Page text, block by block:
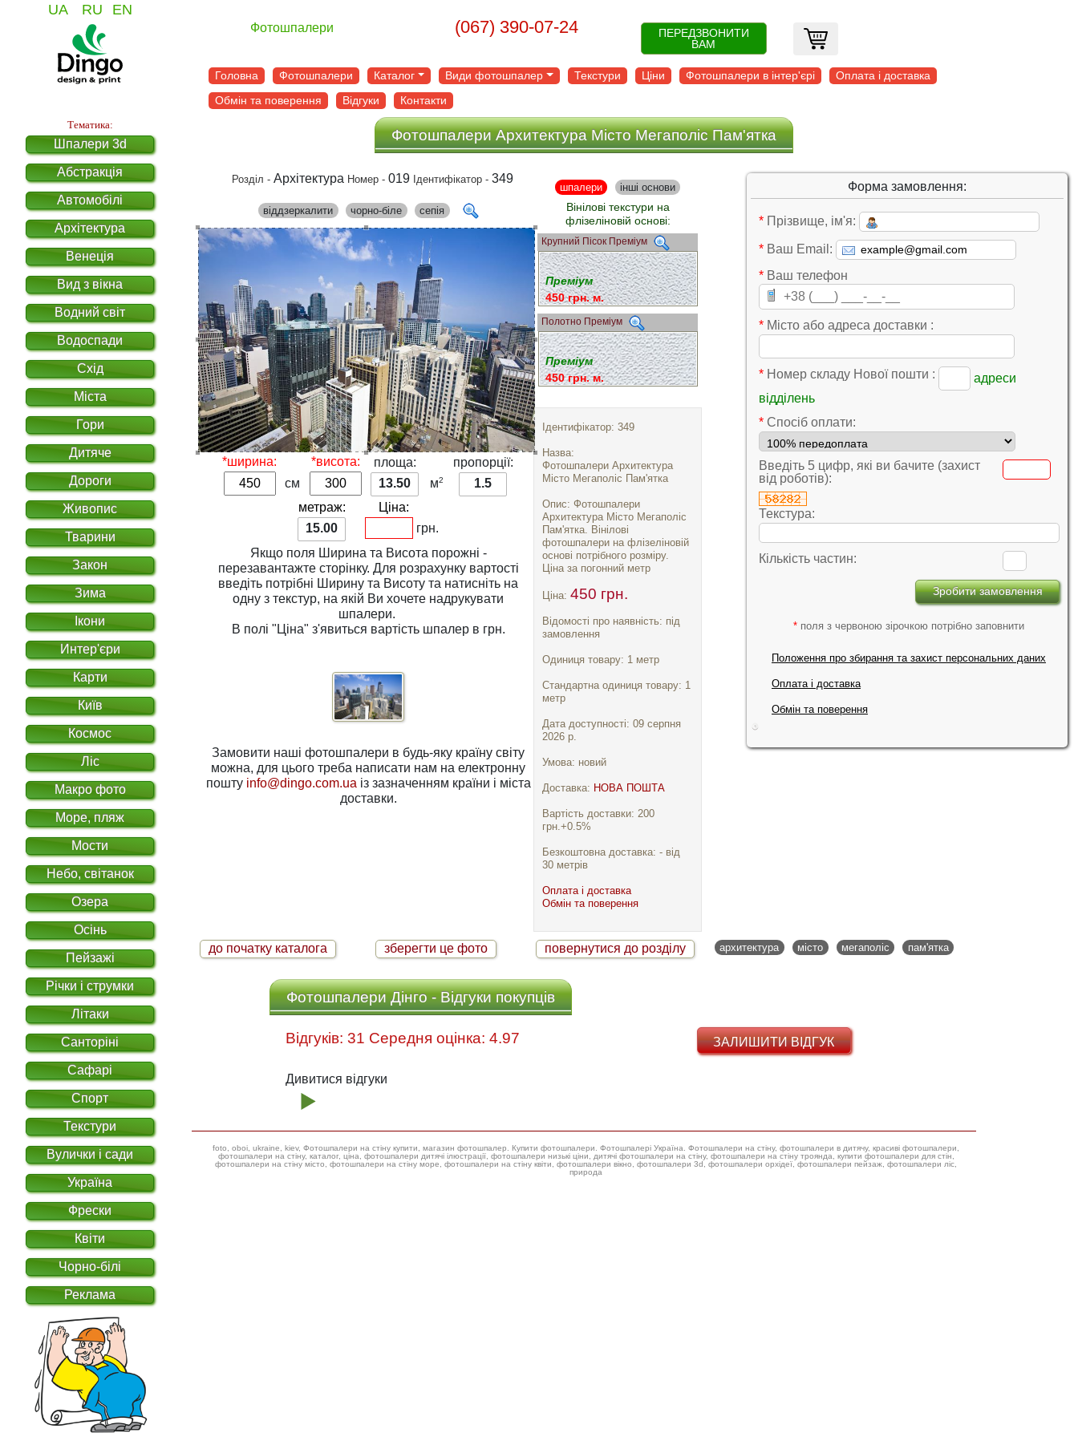
UA RU EN
Фотошпалери (067) 390-07-24
ПЕРЕДЗВОНИТИ
ВАМ
Головна Фотошпалери Каталог Види фотошпалер Текстури Ціни Фотошпалери в інтер'єрі
Оплата і доставка
Обмін та поверення
Відгуки Контакти
Тематика:
Шпалери 3d
Абстракція
Автомобілі
Архітектура
Венеція
Вид з вікна
Водний світ
Водоспади
Схід
Міста
Гори
Дитяче
Дороги
Живопис
Тварини
Закон
Зима
Ікони
Интер'єри
Карти
Київ
Космос
Ліс
Макро фото
Море, пляж
Мости
Небо, світанок
Озера
Осінь
Пейзажі
Річки і струмки
Літаки
Санторіні
Сафарі
Спорт
Текстури
Вулички і сади
Україна
Фрески
Квіти
Чорно-білі
Реклама
Фотошпалери Архитектура Місто Мегаполіс Пам'ятка
Розділ - Архітектура Номер - 019 Ідентифікатор - 349
віддзеркалити чорно-біле сепія
*ширина:
см
*висота:
площа:
13.50
м2
пропорції:
1.5
метраж:
15.00
Ціна:
грн.
Якщо поля Ширина та Висота порожні -
перезавантажте сторінку. Для розрахунку вартості
введіть потрібні Ширину та Висоту та натисніть на
одну зтекстур, на якій Ви хочете надрукувати
шпалери.
В полі "Ціна" з'явиться вартість шпалер в грн.
Замовити наші фотошпалери в будь-яку країну світу
можна, для цього треба написати нам на електронну
пошту info@dingo.com.ua із зазначенням країни і міста
доставки.
шпалери інші основи
Вінілові текстури на
флізеліновій основі:
Крупний Пісок Преміум
Преміум
450 грн. м.
Полотно Преміум
Преміум
450 грн. м.
Ідентифікатор: 349
Назва:
Фотошпалери Архитектура
Місто Мегаполіс Пам'ятка
Опис: Фотошпалери
Архитектура Місто Мегаполіс
Пам'ятка. Вінілові
фотошпалери на флізеліновій
основі потрібного розміру.
Ціна за погонний метр
Ціна: 450 грн.
Відомості про наявність: під
замовлення
Одиниця товару: 1 метр
Стандартна одиниця товару: 1
метр
Дата доступності: 09 серпня
2026 р.
Умова: новий
Доставка: НОВА ПОШТА
Вартість доставки: 200
грн.+0.5%
Безкоштовна доставка: - від
30 метрів
Оплата і доставка
Обмін та поверення
Форма замовлення:
* Прізвище, ім'я:
* Ваш Email:
* Ваш телефон
* Місто або адреса доставки :
* Номер складу Нової пошти :
адреси
відділень
* Cпосіб оплати:
Введіть 5 цифр, які ви бачите (захист
від роботів):
Текстура:
Кількість частин:
* поля з червоною зірочкою потрібно заповнити
Положення про збирання та захист персональних даних
Оплата і доставка
Обмін та поверення
до початку каталога зберегти це фото повернутися до розділу архитектура місто мегаполіс пам'ятка
Фотошпалери Дінго - Відгуки покупців
ЗАЛИШИТИ ВІДГУК
Відгуків: 31 Середня оцінка: 4.97
Дивитися відгуки
foto, oboi, ukraine, kiev, Фотошпалери на стіну купити, магазин фотошпалер. Купити фотошпалери. Фотошпалері Україна. Фотошпалери на стіну, фотошпалери в дитячу, красиві фотошпалери,
фотошпалери на стіну, каталог, ціна, фотошпалери дитячі ілюстрації, фотошпалери низькі ціни, дитячі фотошпалери на стіну, фотошпалери на стіну троянда, купити фотошпалери для стін,
фотошпалери на стіну місто, фотошпалери на стіну море, фотошпалери на стіну квіти, фотошпалери вікно, фотошпалери 3d, фотошпалери орхідеї, фотошпалери пейзаж, фотошпалери ліс,
природа